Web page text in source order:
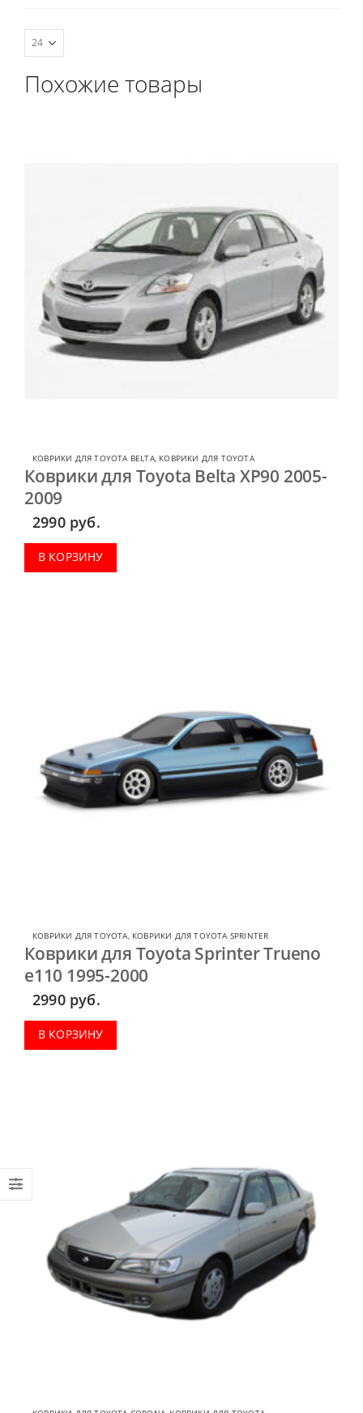
Похожие товары
КОВРИКИ ДЛЯ TOYOTA BELTA, КОВРИКИ ДЛЯ TOYOTA
Коврики для Toyota Belta XP90 2005-
2009
2990 руб.
В КОРЗИНУ
КОВРИКИ ДЛЯ TOYOTA КОВРИКИ ДЛЯ TOYOTA SPRINTER
Коврики для Toyota Sprinter Trueno
e110 1995-2000
2990 руб.
В КОРЗИНУ